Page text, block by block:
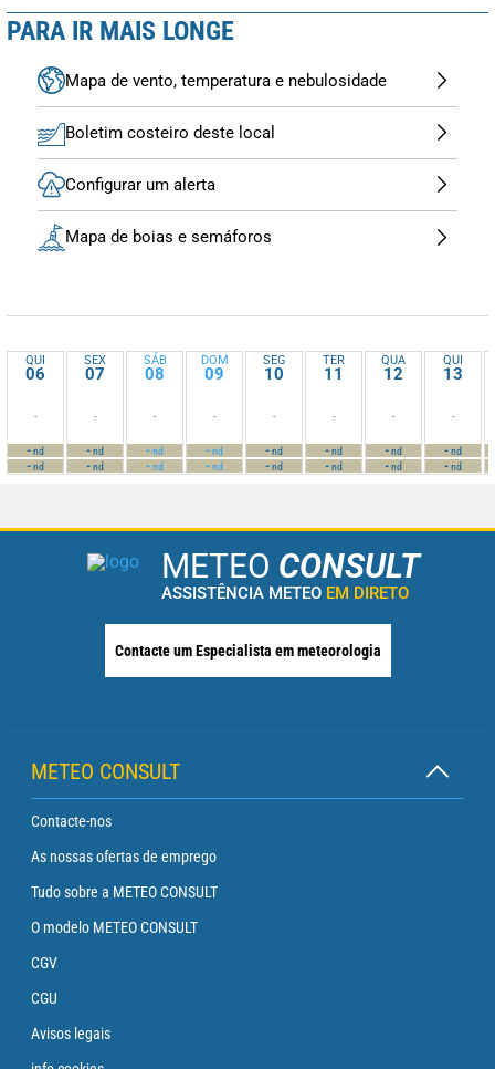
PARA IR MAIS LONGE
Mapa de vento, temperatura e nebulosidade
Boletim costeiro deste local
Configurar um alerta
Mapa de boias e semáforos
QUI
06
-
-nd
-nd
SEX
07
-
-nd
-nd
SÁB
08
-
-nd
-nd
DOM
09
-
-nd
-nd
SEG
10
-
-nd
-nd
TER
11
-
-nd
-nd
QUA
12
-
-nd
-nd
QUI
13
-
-nd
-nd
METEO CONSULT
ASSISTÊNCIA METEO EM DIRETO
Contacte um Especialista em meteorologia
METEO CONSULT
Contacte-nos
As nossas ofertas de emprego
Tudo sobre a METEO CONSULT
O modelo METEO CONSULT
CGV
CGU
Avisos legais